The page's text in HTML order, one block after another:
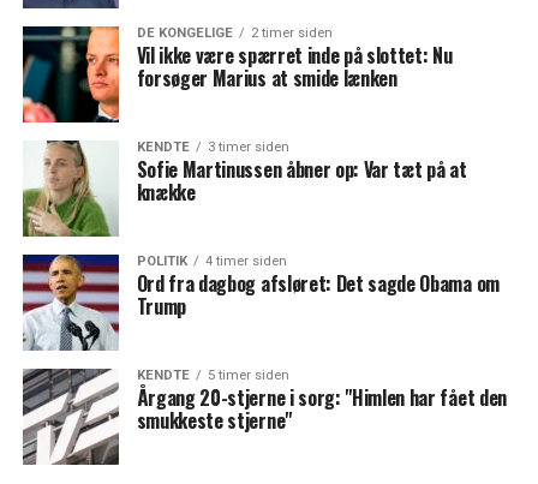
DE KONGELIGE 2 timer siden
Vil ikke være spærret inde på slottet: Nu
forsøger Marius at smide lænken
KENDTE 3 timer siden
Sofie Martinussen åbner op: Var tæt på at
knække
POLITIK 4 timer siden
Ord fra dagbog afsløret: Det sagde Obama om
Trump
KENDTE 5 timer siden
Årgang 20-stjerne i sorg: "Himlen har fået den
smukkeste stjerne"